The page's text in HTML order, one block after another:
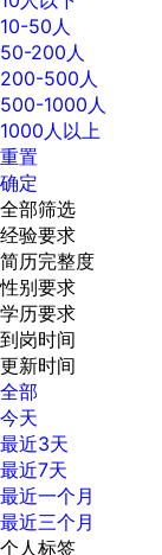
10-50人
50-200人
200-500人
500-1000人
1000人以上
重置
确定
全部筛选
经验要求
简历完整度
性别要求
学历要求
到岗时间
更新时间
全部
今天
最近3天
最近7天
最近一个月
最近三个月
个人标签